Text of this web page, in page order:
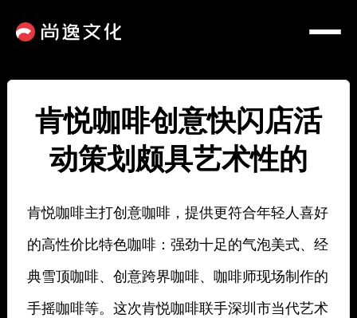
肯悦咖啡创意快闪店活
动策划颇具艺术性的
肯悦咖啡主打创意咖啡，提供更符合年轻人喜好
的高性价比特色咖啡：强劲十足的气泡美式、经
典雪顶咖啡、创意跨界咖啡、咖啡师现场制作的
手摇咖啡等。这次肯悦咖啡联手深圳市当代艺术